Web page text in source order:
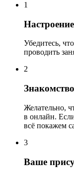
1
Настроение
Убедитесь,
проводить
2
Желательно,
в онлайн.
всё покажем
3
Ваше